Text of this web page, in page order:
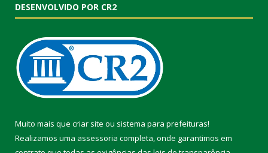
DESENVOLVIDO POR CR2
Muito mais que criar site ou sistema para prefeituras!
Realizamos uma assessoria completa, onde garantimos em